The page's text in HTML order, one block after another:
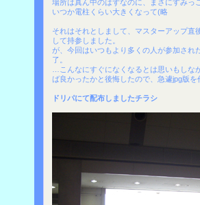
場所は真ん中のはずなのに、まさにすみっ
いつか電柱くらい大きくなって(略
それはそれとしまして、マスターアップ
して持参しました。
が、今回はいつもより多くの人が参加され
了。
…こんなにすぐになくなるとは思いもしな
ば良かったかと後悔したので、急遽jpg版
ドリパにて配布しましたチラシ